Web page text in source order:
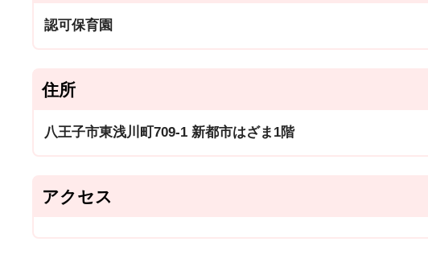
認可保育園
住所
八王子市東浅川町709-1 新都市はざま1階
アクセス